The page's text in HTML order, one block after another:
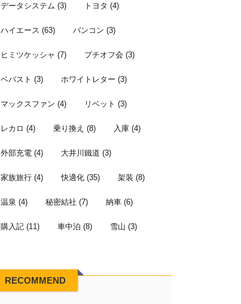
データシステム (3) トヨタ (4)
ハイエース (63) バンコン (3)
ヒミツケッシャ (7) プチオフ会 (3)
ベバスト (3) ホワイトレター (3)
マックスファン (4) リベット (3)
レカロ (4) 乗り換え (8) 入庫 (4)
外部充電 (4) 大井川鐵道 (3)
家族旅行 (4) 快適化 (35) 架装 (8)
温泉 (4) 秘密結社 (7) 納車 (6)
購入記 (11) 車中泊 (8) 雪山 (3)
RECOMMEND